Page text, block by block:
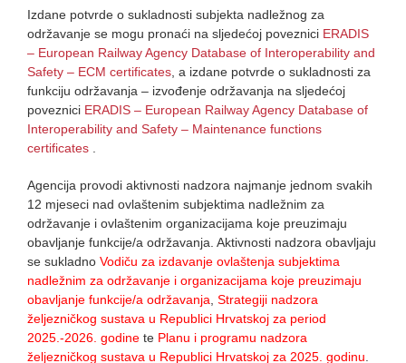
Izdane potvrde o sukladnosti subjekta nadležnog za
održavanje se mogu pronaći na sljedećoj poveznici ERADIS
– European Railway Agency Database of Interoperability and
Safety – ECM certificates, a izdane potvrde o sukladnosti za
funkciju održavanja – izvođenje održavanja na sljedećoj
poveznici ERADIS – European Railway Agency Database of
Interoperability and Safety – Maintenance functions
certificates .
Agencija provodi aktivnosti nadzora najmanje jednom svakih
12 mjeseci nad ovlaštenim subjektima nadležnim za
održavanje i ovlaštenim organizacijama koje preuzimaju
obavljanje funkcije/a održavanja. Aktivnosti nadzora obavljaju
se sukladno Vodiču za izdavanje ovlaštenja subjektima
nadležnim za održavanje i organizacijama koje preuzimaju
obavljanje funkcije/a održavanja, Strategiji nadzora
željezničkog sustava u Republici Hrvatskoj za period
2025.-2026. godine te Planu i programu nadzora
željezničkog sustava u Republici Hrvatskoj za 2025. godinu.